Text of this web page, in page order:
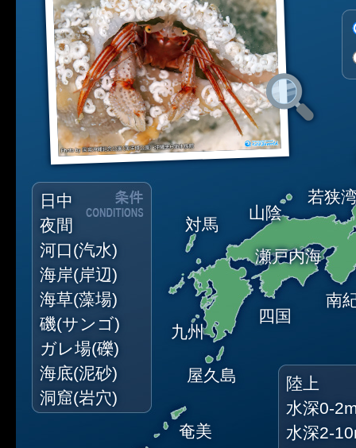
若狭
南
山陰
瀬戸内海
四国
対馬
九州
屋久島
奄美
陸上
水深0-
水深2-
日中
夜間
河口(汽水)
海岸(岸辺)
海草(藻場)
磯(サンゴ)
ガレ場(礫)
海底(泥砂)
洞窟(岩穴)